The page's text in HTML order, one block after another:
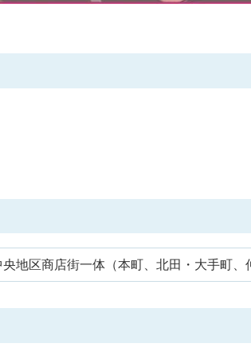
央地区商店街一体（本町、北田・大手町、